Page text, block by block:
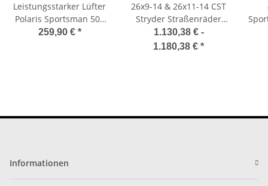
Leistungsstarker Lüfter
Polaris Sportsman 500
450 cooling fan
259,90 € *
26x9-14 & 26x11-14 CST
Stryder Straßenräder
Polaris Scrambler &
Sportsman
1.130,38 € -
1.180,38 € *
Informationen